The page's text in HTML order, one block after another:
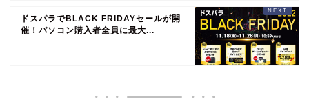
ドスパラでBLACK FRIDAYセールが開
催！パソコン購入者全員に最大...